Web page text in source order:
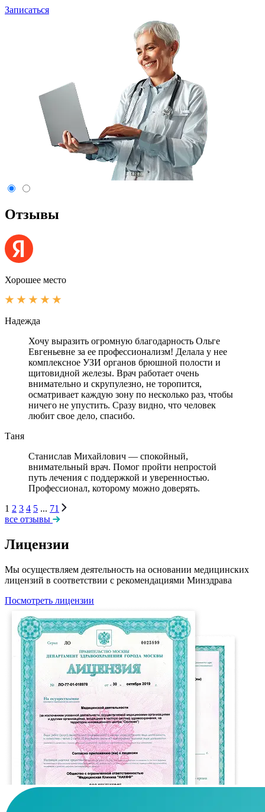
Записаться
Отзывы
Хорошее место
Надежда
Хочу выразить огромную благодарность Ольге
Евгеньевне за ее профессионализм! Делала у нее
комплексное УЗИ органов брюшной полости и
щитовидной железы. Врач работает очень
внимательно и скрупулезно, не торопится,
осматривает каждую зону по несколько раз, чтобы
ничего не упустить. Сразу видно, что человек
любит свое дело, спасибо.
Таня
Станислав Михайлович — спокойный,
внимательный врач. Помог пройти непростой
путь лечения с поддержкой и уверенностью.
Профессионал, которому можно доверять.
1 2 3 4 5 ... 71
все отзывы
Лицензии
Мы осуществляем деятельность на основании медицинских
лицензий в соответствии с рекомендациями Минздрава
Посмотреть лицензии